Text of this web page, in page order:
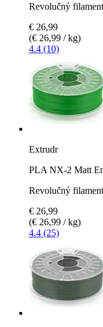
Revolučný
€ 26,99
(€ 26,99 / kg)
4.4 (10)
Extrudr
PLA NX-2 Matt
Revolučný
€ 26,99
(€ 26,99 / kg)
4.4 (25)